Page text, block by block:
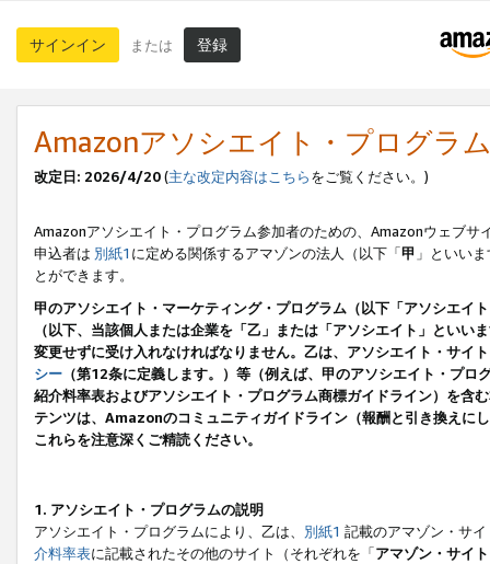
サインイン または 登録
Amazonアソシエイト・プログラ
改定日: 2026/4/20(主な改定内容はこちらをご覧ください。)
Amazonアソシエイト・プログラム参加者のための、Amazonウェブサ
申込者は 別紙1 に定める関係するアマゾンの法人（以下「甲 」といい
とができます。
甲のアソシエイト・マーケティング・プログラム（以下「アソシエイ
（以下、当該個人または企業を「乙」または「アソシエイト」とい
変更せずに受け入れなければなりません。乙は、アソシエイト・サイ
シー （第12条に定義します。）等（例えば、甲のアソシエイト・プ
紹介料率表およびアソシエイト・プログラム商標ガイドライン）を
テンツは、Amazonのコミュニティガイドライン（報酬と引き換えに
これらを注意深くご精読ください。
1. アソシエイト・プログラムの説明
アソシエイト・プログラムにより、乙は、 別紙1 記載のアマゾン・サ
介料率表に記載されたその他のサイト（それぞれを「アマゾン・サイト